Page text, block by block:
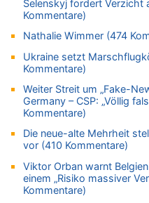
07.08.2026 - 11:20 von
In Belgien missachten zwei
07.08.2026 - 11:15 von Dax
07.08.2026 - 11:12 von
Wasserstand des Rheins in
07.08.2026 - 10:29 von
Aachen ab 11. August
Belgien setzt bei Reit-WM
07.08.2026 - 10:23 von
In Belgien missachten zwei
Selenskyj fordert Verzicht
Kommentare)
Nathalie Wimmer (474
Ukraine setzt
Kommentare)
Weiter Streit um „Fake-
Germany – CSP: „Völlig
Kommentare)
Die neue-alte Mehrheit
vor (410 Kommentare)
Viktor Orban warnt
einem „Risiko massiver
Kommentare)